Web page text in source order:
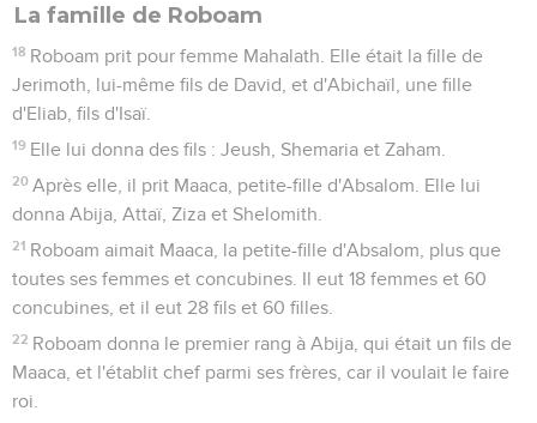
La famille de Roboam
18 Roboam prit pour femme Mahalath. Elle était la fille de
Jerimoth, lui-même fils de David, et d'Abichaïl, une fille
d'Eliab, fils d'Isaï.
19 Elle lui donna des fils : Jeush, Shemaria et Zaham.
20 Après elle, il prit Maaca, petite-fille d'Absalom. Elle lui
donna Abija, Attaï, Ziza et Shelomith.
21 Roboam aimait Maaca, la petite-fille d'Absalom, plus que
toutes ses femmes et concubines. Il eut 18 femmes et 60
concubines, et il eut 28 fils et 60 filles.
22 Roboam donna le premier rang à Abija, qui était un fils de
Maaca, et l'établit chef parmi ses frères, car il voulait le faire
roi.